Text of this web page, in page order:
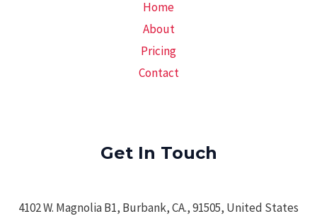
Home
About
Pricing
Contact
Get In Touch
4102 W. Magnolia B1, Burbank, CA., 91505, United States